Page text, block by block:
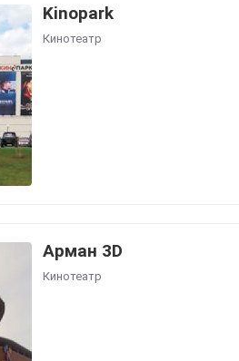
Kinopark
Кинотеатр
Арман 3D
Кинотеатр